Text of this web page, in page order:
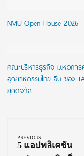
NMU Open House 2026
คณะบริหารธุรกิจ ม.หอกา
อุตสาหกรรมไทย-จีน ของ
ยุคดิจิทัล
navigation
PREVIOUS
Previous
5 แอปพลิเคชัน